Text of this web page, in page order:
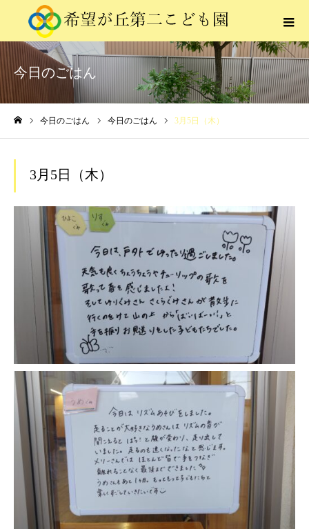
今日のごはん
今日のごはん 今日のごはん 3月5日（木）
3月5日（木）